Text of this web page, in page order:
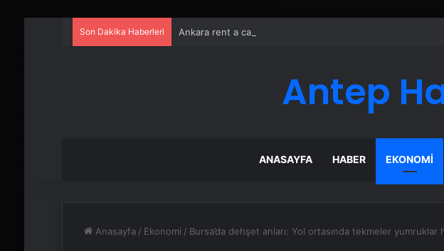
Son Dakika Haberleri Ankara rent a car
Antep
ANASAYFA HABER EKONOMI
Anasayfa / Ekonomi / Bursa’da dehşet anları: Yol ortasında tekmeler